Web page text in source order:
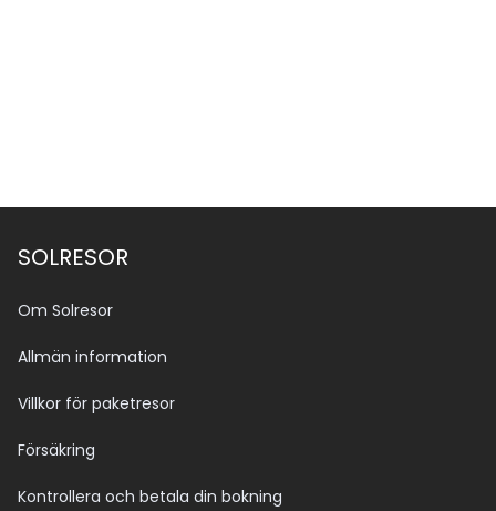
SOLRESOR
Om Solresor
Allmän information
Villkor för paketresor
Försäkring
Kontrollera och betala din bokning